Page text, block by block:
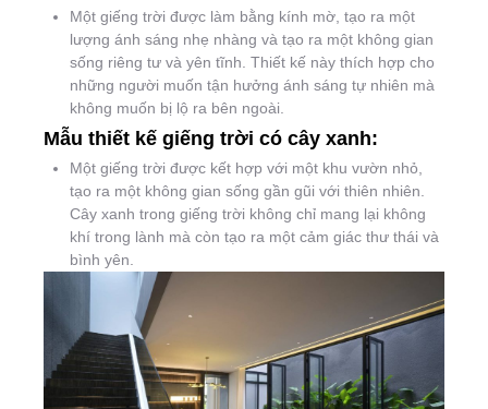
Một giếng trời được làm bằng kính mờ, tạo ra một
lượng ánh sáng nhẹ nhàng và tạo ra một không gian
sống riêng tư và yên tĩnh. Thiết kế này thích hợp cho
những người muốn tận hưởng ánh sáng tự nhiên mà
không muốn bị lộ ra bên ngoài.
Mẫu thiết kế giếng trời có cây xanh:
Một giếng trời được kết hợp với một khu vườn nhỏ,
tạo ra một không gian sống gần gũi với thiên nhiên.
Cây xanh trong giếng trời không chỉ mang lại không
khí trong lành mà còn tạo ra một cảm giác thư thái và
bình yên.